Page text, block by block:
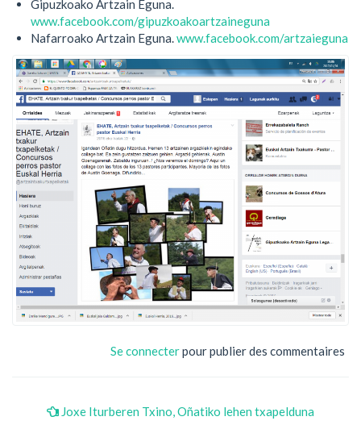
Gipuzkoako Artzain Eguna.
www.facebook.com/gipuzkoakoartzaineguna
Nafarroako Artzain Eguna. www.facebook.com/artzaieguna
Se connecterpour publier des commentaires
Joxe Iturberen Txino, Oñatiko lehen txapelduna